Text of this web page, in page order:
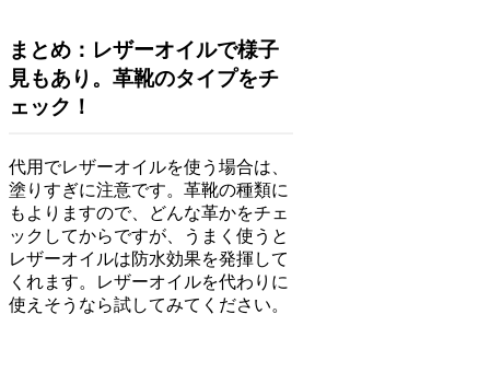
まとめ：レザーオイルで様子
見もあり。革靴のタイプをチ
ェック！
代用でレザーオイルを使う場合は、
塗りすぎに注意です。革靴の種類に
もよりますので、どんな革かをチェ
ックしてからですが、うまく使うと
レザーオイルは防水効果を発揮して
くれます。レザーオイルを代わりに
使えそうなら試してみてください。